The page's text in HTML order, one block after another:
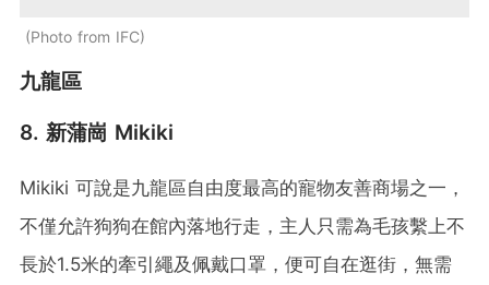
Photo from IFC
九龍區
8. 新蒲崗 Mikiki
Mikiki 可說是九龍區自由度最高的寵物友善商場之一，
不僅允許狗狗在館內落地行走，主人只需為毛孩繫上不
長於1.5米的牽引繩及佩戴口罩，便可自在逛街，無需